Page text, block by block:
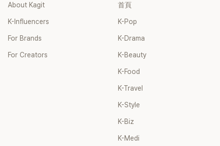
About Kagit
K-Influencers
For Brands
For Creators
首頁
K-Pop
K-Drama
K-Beauty
K-Food
K-Travel
K-Style
K-Biz
K-Medi